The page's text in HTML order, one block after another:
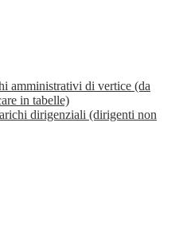
amministrativi di vertice (da
in tabelle)
dirigenziali (dirigenti non